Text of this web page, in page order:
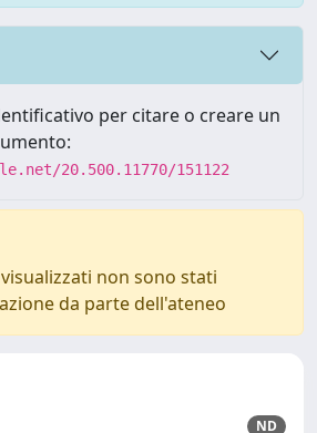
per citare o creare un
20.500.11770/151122
non sono stati
da parte dell'ateneo
ND